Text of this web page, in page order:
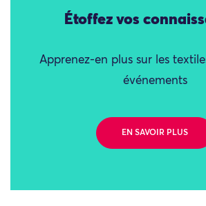
Étoffez vos
Apprenez-en plus sur les
événements
EN SAVOIR PLUS